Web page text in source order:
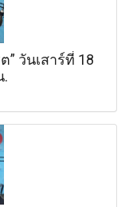
วันเสาร์ที่ 18
.